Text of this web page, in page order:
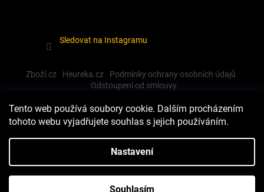
Tento web používá soubory cookie. Dalším procházením
tohoto webu vyjadřujete souhlas s jejich používáním.
Nastavení
Souhlasím
Sledovat na Instagramu
Zboží.cz Heureka.cz
Podmínky ochrany osobních údajů
Odstoupení od smlouvy